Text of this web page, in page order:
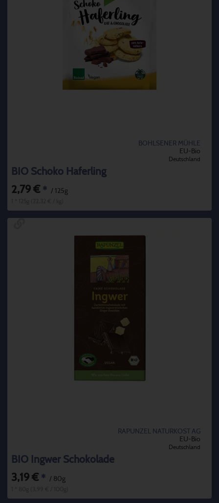
BOHLSENER MÜHLE
EU-Bio
Deutschland
BIO Schoko Haferling
2,79 € * / 125g
RAPUNZEL NATURKOST AG
EU-Bio
Deutschland
BIO Ingwer Schokolade
3,19 € * / 80g